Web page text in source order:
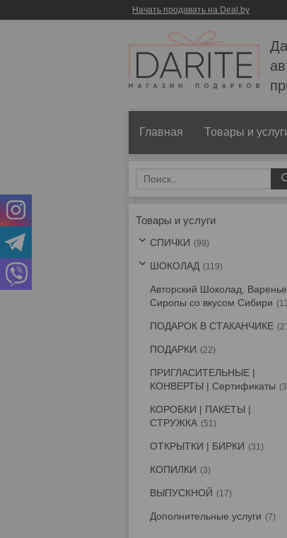
Начать продавать на Deal.by
Главная Товары и
Товары и услуги
СПИЧКИ 99
ШОКОЛАД 119
Авторский Шоколад, Варенье,
Сиропы со вкусом Сибири
ПОДАРОК В СТАКАНЧИКЕ
ПОДАРКИ 22
ПРИГЛАСИТЕЛЬНЫЕ |
КОНВЕРТЫ | Сертификаты
КОРОБКИ | ПАКЕТЫ |
СТРУЖКА
51
ОТКРЫТКИ | БИРКИ 31
КОПИЛКИ 3
ВЫПУСКНОЙ 17
Дополнительные услуги 7